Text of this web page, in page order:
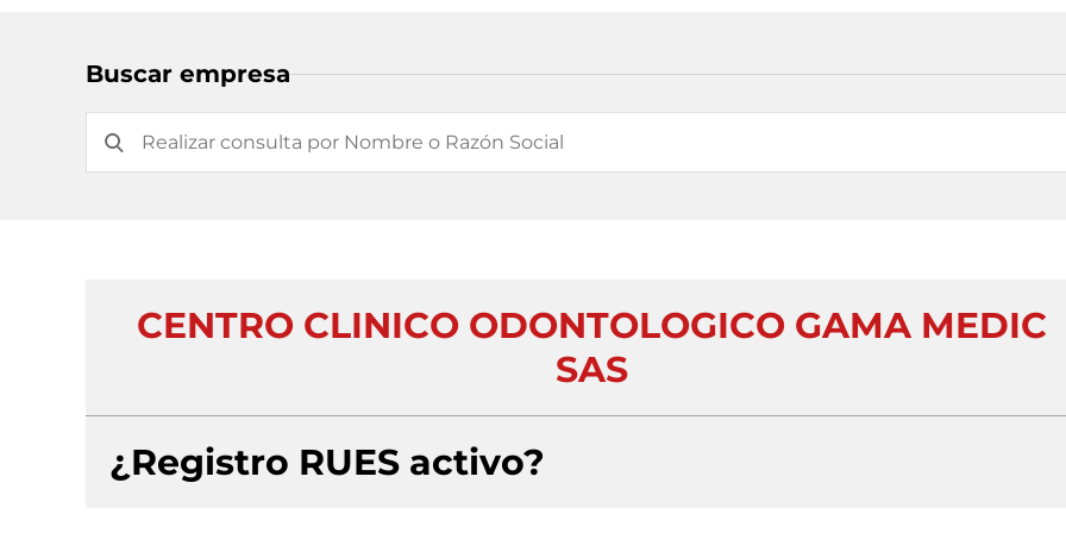
Buscar empresa
CENTRO CLINICO ODONTOLOGICO GAMA MEDIC
SAS
¿Registro RUES activo?